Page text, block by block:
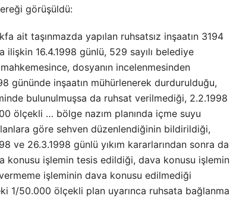
görüşüldü:
ait taşınmazda yapılan ruhsatsız inşaatın 3194
ilişkin 16.4.1998 günlü, 529 sayılı belediye
dosyanın incelenmesinden
gününde inşaatın mühürlenerek durdurulduğu,
bulunulmuşsa da ruhsat verilmediği, 2.2.1998
ölçekli … bölge nazım planında içme suyu
göre sehven düzenlendiğinin bildirildiği,
ve 26.3.1998 günlü yıkım kararlarından sonra da
konusu işlemin tesis edildiği, dava konusu işlemin
işleminin dava konusu edilmediği
1/50.000 ölçekli plan uyarınca ruhsata bağlanma